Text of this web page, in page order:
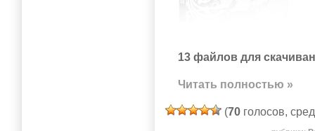
13 файлов для
Читать полностью »
(70 голосов,